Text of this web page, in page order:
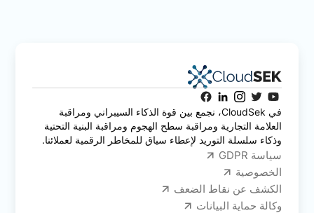
في CloudSek، نجمع بين قوة الذكاء السيبراني ومراقبة
العلامة التجارية ومراقبة سطح الهجوم ومراقبة البنية التحتية
وذكاء سلسلة التوريد لإعطاء سياق للمخاطر الرقمية لعملائنا.
سياسة GDPR
الخصوصية
الكشف عن نقاط الضعف
وكالة حماية البيانات